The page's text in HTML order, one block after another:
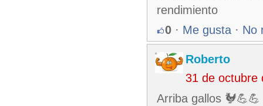
rendimiento
0 · Me gusta · No
Roberto
31 de octubre
Arriba gallos 🐓💪💪